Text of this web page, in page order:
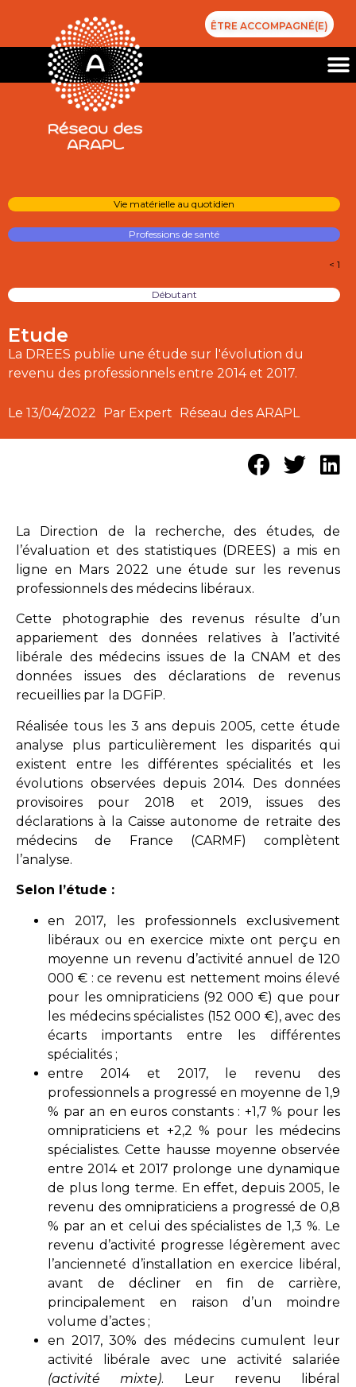
ÊTRE ACCOMPAGNÉ(E)
Vie matérielle au quotidien
Professions de santé
< 1
Débutant
Etude
La DREES publie une étude sur l'évolution du
revenu des professionnels entre 2014 et 2017.
Le 13/04/2022 Par Expert Réseau des ARAPL
La Direction de la recherche, des études, de
l’évaluation et des statistiques (DREES) a mis en
ligne en Mars 2022 une étude sur les revenus
professionnels des médecins libéraux.
Cette photographie des revenus résulte d’un
appariement des données relatives à l’activité
libérale des médecins issues de la CNAM et des
données issues des déclarations de revenus
recueillies par la DGFiP.
Réalisée tous les 3 ans depuis 2005, cette étude
analyse plus particulièrement les disparités qui
existent entre les différentes spécialités et les
évolutions observées depuis 2014. Des données
provisoires pour 2018 et 2019, issues des
déclarations à la Caisse autonome de retraite des
médecins de France (CARMF) complètent
l’analyse.
Selon l’étude :
en 2017, les professionnels exclusivement
libéraux ou en exercice mixte ont perçu en
moyenne un revenu d’activité annuel de 120
000 € : ce revenu est nettement moins élevé
pour les omnipraticiens (92 000 €) que pour
les médecins spécialistes (152 000 €), avec des
écarts importants entre les différentes
spécialités ;
entre 2014 et 2017, le revenu des
professionnels a progressé en moyenne de 1,9
% par an en euros constants : +1,7 % pour les
omnipraticiens et +2,2 % pour les médecins
spécialistes. Cette hausse moyenne observée
entre 2014 et 2017 prolonge une dynamique
de plus long terme. En effet, depuis 2005, le
revenu des omnipraticiens a progressé de 0,8
% par an et celui des spécialistes de 1,3 %. Le
revenu d’activité progresse légèrement avec
l’ancienneté d’installation en exercice libéral,
avant de décliner en fin de carrière,
principalement en raison d’un moindre
volume d’actes ;
en 2017, 30% des médecins cumulent leur
activité libérale avec une activité salariée
(activité mixte). Leur revenu libéral